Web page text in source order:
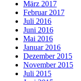
März 2017
Februar 2017
Juli 2016
Juni 2016
Mai 2016
Januar 2016
Dezember 2015
November 2015
Juli 2015